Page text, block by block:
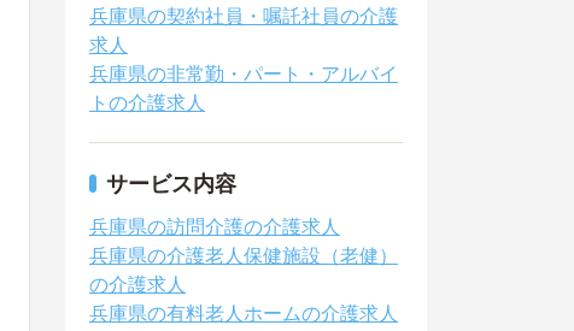
兵庫県の契約社員・嘱託社員の介護
求人
兵庫県の非常勤・パート・アルバイ
トの介護求人
サービス内容
兵庫県の訪問介護の介護求人
兵庫県の介護老人保健施設（老健）
の介護求人
兵庫県の有料老人ホームの介護求人